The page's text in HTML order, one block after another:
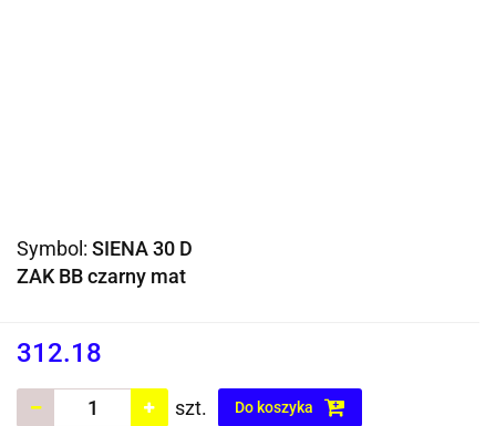
Symbol: SIENA 30 D
ZAK BB czarny mat
312.18
szt. Do koszyka